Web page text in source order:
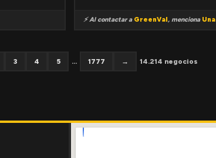
⚡ Al contactar a GreenVal, menciona
3 4 5 ... 1777 → 14.214 negocios